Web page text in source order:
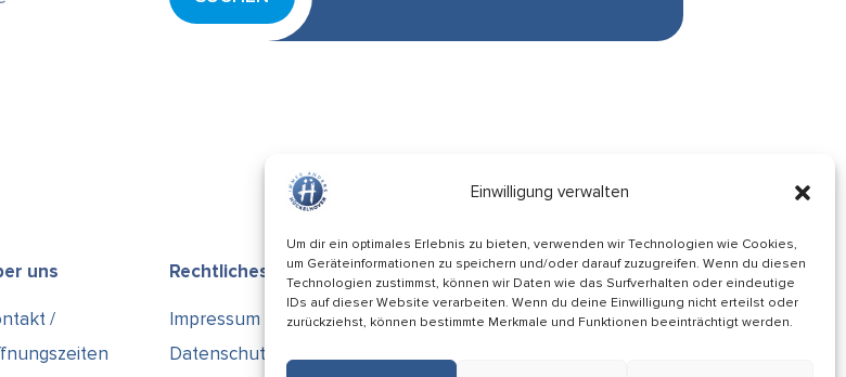
Einwilligung verwalten
Um dir ein optimales Erlebnis zu bieten, verwenden wir Technologien wie Cookies,
um Geräteinformationen zu speichern und/oder darauf zuzugreifen. Wenn du diesen
Technologien zustimmst, können wir Daten wie das Surfverhalten oder eindeutige
IDs auf dieser Website verarbeiten. Wenn du deine Einwilligung nicht erteilst oder
zurückziehst, können bestimmte Merkmale und Funktionen beeinträchtigt werden.
uns
/
Rechtliches
Impressum
Datenschutz
Informiert bleiben
Folge uns auf